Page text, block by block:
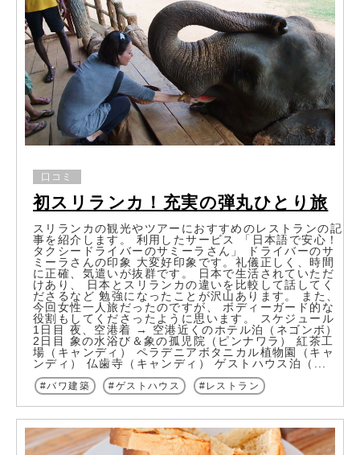
初スリランカ！充実の弾丸ひとり旅
口コミ
スリランカの観光やツアーにおすすめのレストランの記
事を紹介します。 利用したサービス 「日本語で安心！
タクシードライバーのサミーラさん」 ドライバーのサ
ミーラさんの印象 大変好印象です。礼儀正しく、時間
に正確、気遣いが抜群です。 日本で生活されていただ
けあり、 日本とスリランカの違いを比較して話してく
ださるなど 勉強になったことが沢山あります。 また、
今回女性一人旅だったのですが、 ボディーガード的な
役割もしてくださったように思います。 スケジュール
1日目 夜、空港着 → 空港近くのホテル泊（ネゴンボ）
2日目 象の水浴び＆象の孤児院（ピンナワラ） 紅茶工
場（キャンディ） ペラデニアボタニカル植物園（キャ
ンディ） 仏歯寺（キャンディ） ゲストハウス泊（...
バワ建築 ゲストハウス レストラン